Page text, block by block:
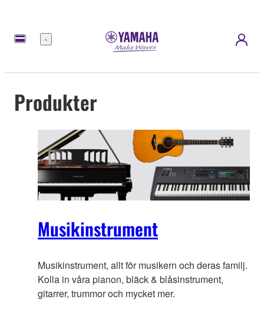
meny
Produkter
Musikinstrument
Musikinstrument, allt för musikern och deras familj.
Kolla in våra pianon, bläck & blåsinstrument,
gitarrer, trummor och mycket mer.